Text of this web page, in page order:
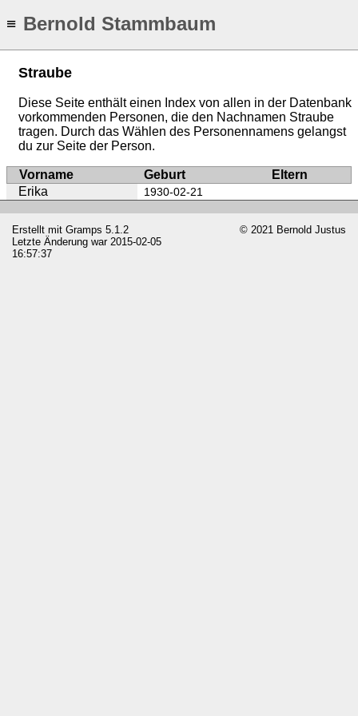
≡ Bernold Stammbaum
Straube
Diese Seite enthält einen Index von allen in der Datenbank
vorkommenden Personen, die den Nachnamen Straube
tragen. Durch das Wählen des Personennamens gelangst
du zur Seite der Person.
Vorname Geburt
Eltern
Erika
1930-02-21
Erstellt mit Gramps 5.1.2
Letzte Änderung war 2015-02-05
16:57:37
© 2021 Bernold Justus